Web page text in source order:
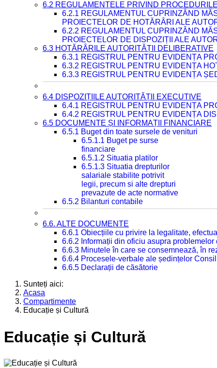
6.2 REGULAMENTELE PRIVIND
6.2.1 REGULAMENTUL CUPRINZÂND
PROIECTELOR DE HOTĂRÂRI ALE
6.2.2 REGULAMENTUL CUPRINZÂND
PROIECTELOR DE DISPOZIȚII ALE
6.3 HOTĂRÂRILE AUTORITĂȚII DELIBERATIVE
6.3.1 REGISTRUL PENTRU EVIDENȚA
6.3.2 REGISTRUL PENTRU EVIDENȚA
6.3.3 REGISTRUL PENTRU EVIDENȚA
6.4 DISPOZIȚIILE AUTORITĂȚII EXECUTIVE
6.4.1 REGISTRUL PENTRU EVIDENȚA
6.4.2 REGISTRUL PENTRU EVIDENȚA
6.5 DOCUMENTE ȘI INFORMAȚII FINANCIARE
6.5.1 Buget din toate sursele de venituri
6.5.1.1 Buget pe surse
financiare
6.5.1.2 Situatia platilor
6.5.1.3 Situatia drepturilor
salariale stabilite potrivit
legii, precum si alte drepturi
prevazute de acte normative
6.5.2 Bilanturi contabile
6.6. ALTE DOCUMENTE
6.6.1 Obiecțiile cu privire la legalitate,
6.6.2 Informații din oficiu asupra
6.6.3 Minutele în care se consemnează, în
6.6.4 Procesele-verbale ale ședințelor
6.6.5 Declarații de căsătorie
Sunteți aici:
Acasa
Compartimente
Educație și Cultură
Educație și Cultură